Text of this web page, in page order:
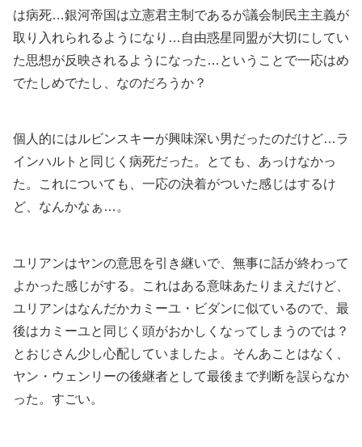
は病死…銀河帝国は立憲君主制であるが議会制民主主義が
取り入れられるようになり…自由惑星同盟が大切にしてい
た思想が反映されるようになった…ということで一応はめ
でたしめでたし、なのだろうか？
個人的にはルビンスキーが興味深い男だったのだけど…ラ
インハルトと同じく病死だった。とても、あっけなかっ
た。これについても、一応の決着がついた感じはするけ
ど、なんかなぁ…。
ユリアンはヤンの意思を引き継いで、無事に話が終わって
よかった感じがする。これはある意味あたりまえだけど、
ユリアンはなんだかカミーユ・ビダンに似ているので、最
後はカミーユと同じく頭がおかしくなってしまうのでは？
とおじさん少し心配していましたよ。そんあことはなく、
ヤン・ウェンリーの後継者として最後まで判断を誤らなか
った。すごい。